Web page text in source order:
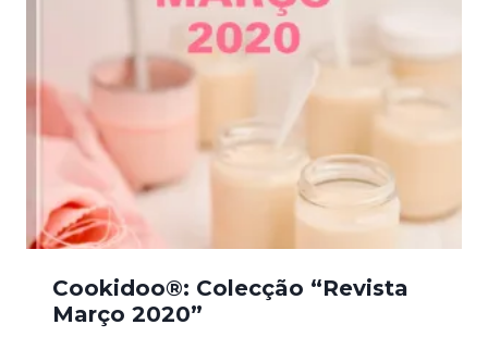
Cookidoo®: Colecção “Revista
Março 2020”